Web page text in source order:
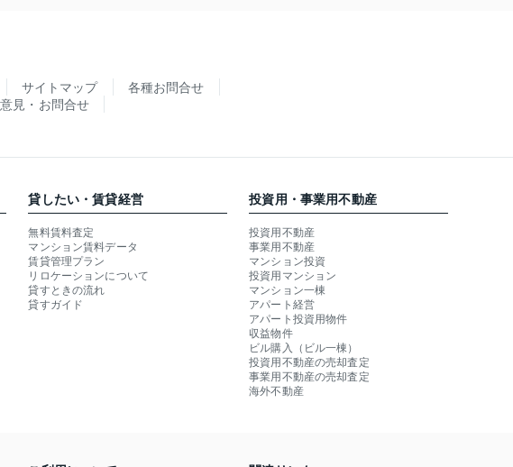
サイトマップ
各種お問合せ
見・お問合せ
貸したい・賃貸経営
無料賃料査定
マンション賃料データ
賃貸管理プラン
リロケーションについて
貸すときの流れ
貸すガイド
投資用・事業用不動産
投資用不動産
事業用不動産
マンション投資
投資用マンション
マンション一棟
アパート経営
アパート投資用物件
収益物件
ビル購入（ビル一棟）
投資用不動産の売却査定
事業用不動産の売却査定
海外不動産